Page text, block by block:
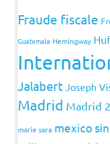
Fraude fiscale
Guatemala Hemingway
Jalabert Joseph
Madrid Madrid
marie sara mexico